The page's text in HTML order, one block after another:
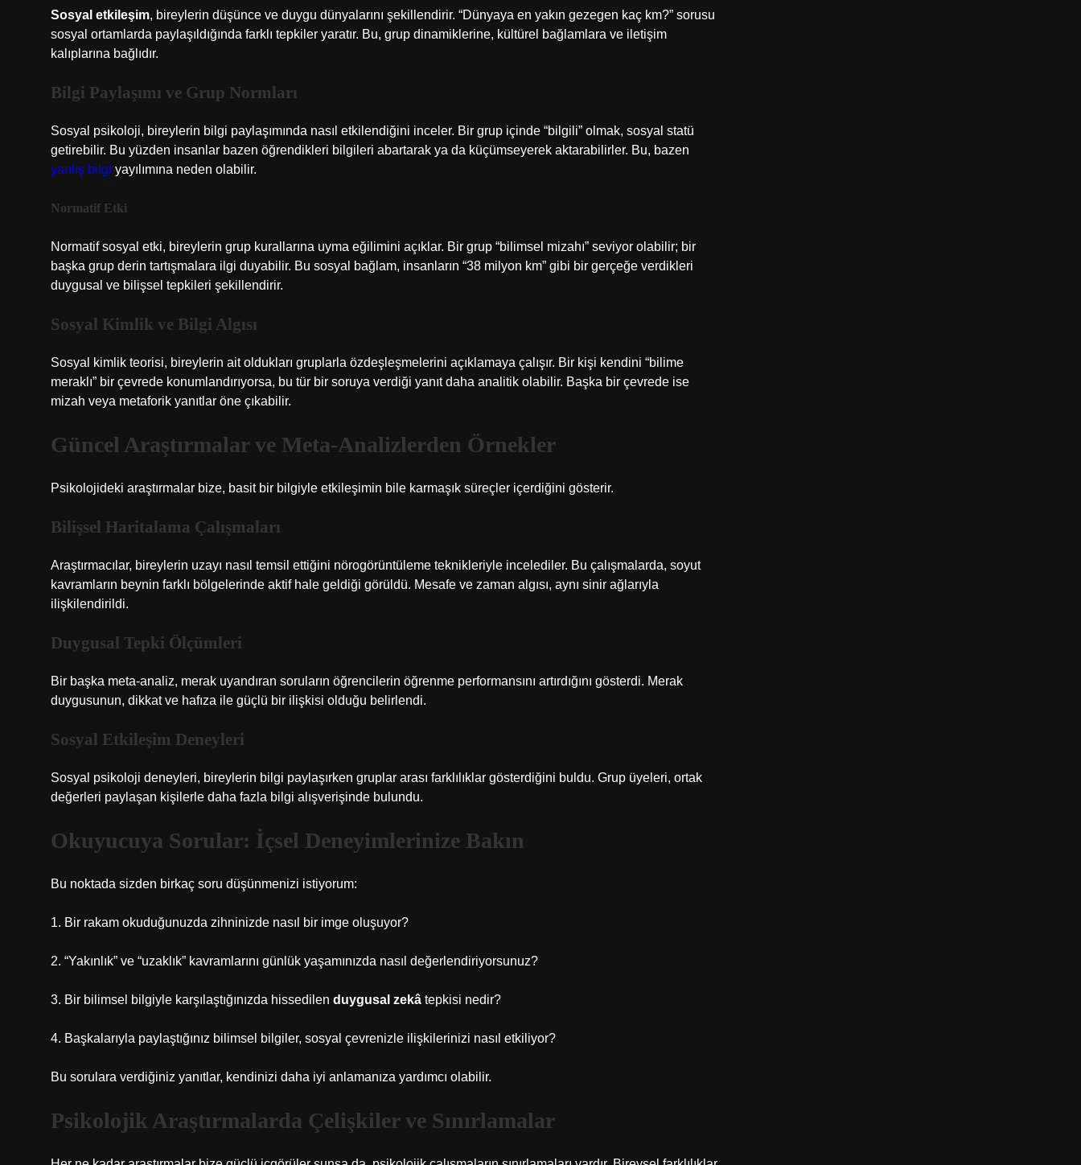
Sosyal etkileşim, bireylerin düşünce ve duygu dünyalarını şekillendirir. “Dünyaya en yakın gezegen kaç km?” sorusu
sosyal ortamlarda paylaşıldığında farklı tepkiler yaratır. Bu, grup dinamiklerine, kültürel bağlamlara ve iletişim
kalıplarına bağlıdır.
Bilgi Paylaşımı ve Grup Normları
Sosyal psikoloji, bireylerin bilgi paylaşımında nasıl etkilendiğini inceler. Bir grup içinde “bilgili” olmak, sosyal statü
getirebilir. Bu yüzden insanlar bazen öğrendikleri bilgileri abartarak ya da küçümseyerek aktarabilirler. Bu, bazen
yanlış bilgi yayılımına neden olabilir.
Normatif Etki
Normatif sosyal etki, bireylerin grup kurallarına uyma eğilimini açıklar. Bir grup “bilimsel mizahı” seviyor olabilir; bir
başka grup derin tartışmalara ilgi duyabilir. Bu sosyal bağlam, insanların “38 milyon km” gibi bir gerçeğe verdikleri
duygusal ve bilişsel tepkileri şekillendirir.
Sosyal Kimlik ve Bilgi Algısı
Sosyal kimlik teorisi, bireylerin ait oldukları gruplarla özdeşleşmelerini açıklamaya çalışır. Bir kişi kendini “bilime
meraklı” bir çevrede konumlandırıyorsa, bu tür bir soruya verdiği yanıt daha analitik olabilir. Başka bir çevrede ise
mizah veya metaforik yanıtlar öne çıkabilir.
Güncel Araştırmalar ve Meta-Analizlerden Örnekler
Psikolojideki araştırmalar bize, basit bir bilgiyle etkileşimin bile karmaşık süreçler içerdiğini gösterir.
Bilişsel Haritalama Çalışmaları
Araştırmacılar, bireylerin uzayı nasıl temsil ettiğini nörogörüntüleme teknikleriyle incelediler. Bu çalışmalarda, soyut
kavramların beynin farklı bölgelerinde aktif hale geldiği görüldü. Mesafe ve zaman algısı, aynı sinir ağlarıyla
ilişkilendirildi.
Duygusal Tepki Ölçümleri
Bir başka meta-analiz, merak uyandıran soruların öğrencilerin öğrenme performansını artırdığını gösterdi. Merak
duygusunun, dikkat ve hafıza ile güçlü bir ilişkisi olduğu belirlendi.
Sosyal Etkileşim Deneyleri
Sosyal psikoloji deneyleri, bireylerin bilgi paylaşırken gruplar arası farklılıklar gösterdiğini buldu. Grup üyeleri, ortak
değerleri paylaşan kişilerle daha fazla bilgi alışverişinde bulundu.
Okuyucuya Sorular: İçsel Deneyimlerinize Bakın
Bu noktada sizden birkaç soru düşünmenizi istiyorum:
1. Bir rakam okuduğunuzda zihninizde nasıl bir imge oluşuyor?
2. “Yakınlık” ve “uzaklık” kavramlarını günlük yaşamınızda nasıl değerlendiriyorsunuz?
3. Bir bilimsel bilgiyle karşılaştığınızda hissedilen duygusal zekâ tepkisi nedir?
4. Başkalarıyla paylaştığınız bilimsel bilgiler, sosyal çevrenizle ilişkilerinizi nasıl etkiliyor?
Bu sorulara verdiğiniz yanıtlar, kendinizi daha iyi anlamanıza yardımcı olabilir.
Psikolojik Araştırmalarda Çelişkiler ve Sınırlamalar